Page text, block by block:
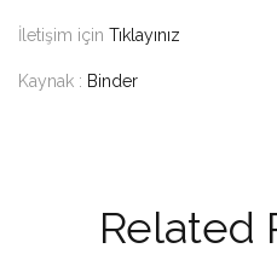
İletişim için Tıklayınız
Kaynak : Binder
Related